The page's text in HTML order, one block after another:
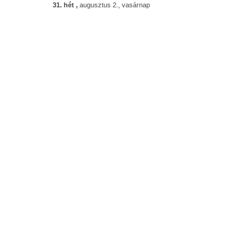
31. hét , augusztus 2., vasárnap